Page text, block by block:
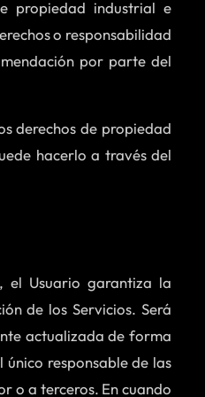
propiedad industrial e
o responsabilidad
por parte del
derechos de propiedad
hacerlo a través del
el Usuario garantiza la
de los Servicios. Será
actualizada de forma
responsable de las
o a terceros. En cuando